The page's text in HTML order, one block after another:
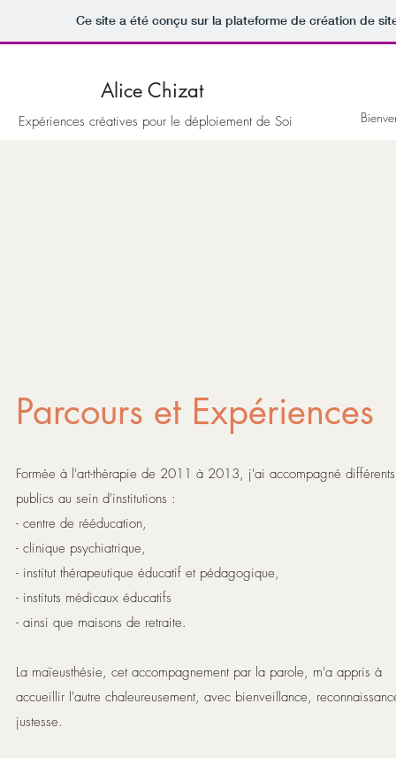
Ce site a été conçu sur la plateforme de création de
Alice Chizat
Expériences créatives pour le déploiement de Soi
Parcours et Expériences
Formée à l'art-thérapie de 2011 à 2013, j'ai accompagné différents
publics au sein d'institutions :
- centre de rééducation,
- clinique psychiatrique,
- institut thérapeutique éducatif et pédagogique,
- instituts médicaux éducatifs
- ainsi que maisons de retraite.
La maïeusthésie, cet accompagnement par la parole, m'a appris à
accueillir l'autre chaleureusement, avec bienveillance,
justesse.